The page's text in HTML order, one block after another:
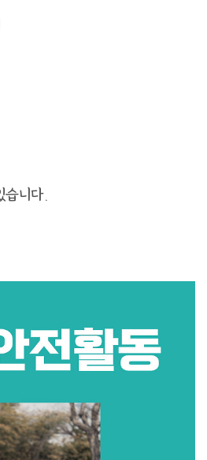
니다.